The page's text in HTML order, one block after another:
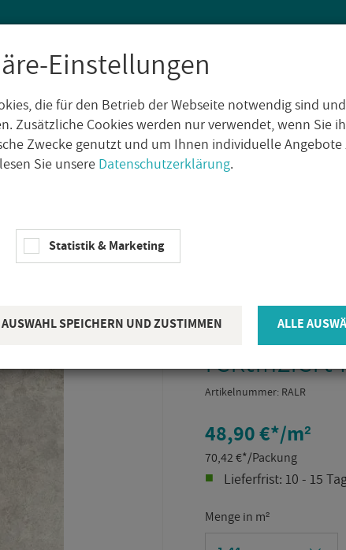
Einstellungen
die für den Betrieb der Webseite notwendig sind
Zusätzliche Cookies werden nur verwendet, wenn Sie
Zwecke genutzt und um Ihnen individuelle Angebote
Sie unsere Datenschutzerklärung.
Statistik & Marketing
AUSWAHL SPEICHERN UND ZUSTIMMEN ALLE
WAND­FLIE­SEN AUS­SEN­FLIE­SEN DE­KO­RE
Ragno Fein­stein­zeug­flie­se Richmond Taupe 60x120 cm
Ragno
Richmond
rek­ti­fi­ziert
Ar­ti­kel­num­mer: RALR
48,90 €*/m²
70,42 €*/Packung
Lie­fer­frist: 10 - 15
Menge in m²